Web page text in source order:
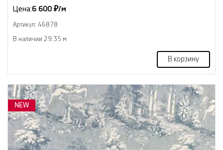
Цена:6 600 ₽/м
Артикул: 46878
В наличии 29.35 м
В корзину
NEW